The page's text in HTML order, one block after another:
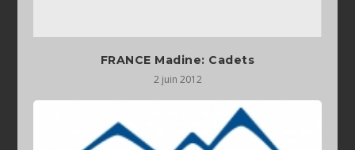
FRANCE Madine: Cadets
2 juin 2012